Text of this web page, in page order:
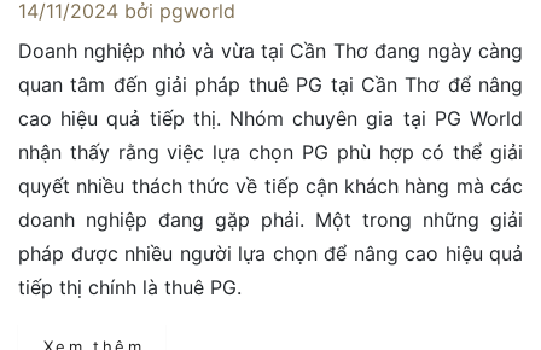
14/11/2024 bởi pgworld
Doanh nghiệp nhỏ và vừa tại Cần Thơ đang ngày càng
quan tâm đến giải pháp thuê PG tại Cần Thơ để nâng
cao hiệu quả tiếp thị. Nhóm chuyên gia tại PG World
nhận thấy rằng việc lựa chọn PG phù hợp có thể giải
quyết nhiều thách thức về tiếp cận khách hàng mà các
doanh nghiệp đang gặp phải. Một trong những giải
pháp được nhiều người lựa chọn để nâng cao hiệu quả
tiếp thị chính là thuê PG.